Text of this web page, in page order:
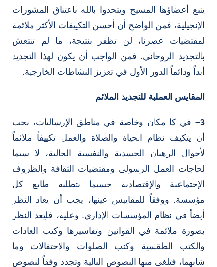
يتبع أعضاؤها المسيح ويتحدوا بالله باعتناق المشورات
الإنجيلية، فمن الواضح أن أحسن التكييفات الأكثر ملائمة
لمقتضيات عصرنا، لن تظفر بنتيجة، ما لم تنتعش
بالتجديد الروحاني. فمن الواجب أن يكون لهذا التجديد
أبداً ودائماً الدور الأول في تعزيز النشاطات الخارجية.
المقايس العملية للتجديد الملائم
3
– في كا مكان وخاصة في مناطق الإرساليات، يجب
أن يتكيف نظام الحياة والصلاة والعمل تكييفاً ملائماً
لأحوال الرهبان الجسدية والنفسية الحالية، لا سيما
لحاجات العمل الرسولي ومقتضيات الثقافة والظروف
الإجتماعية والإقتصادية حسبما يتطلبه طابع كل
مؤسسة. ووفقاً للمقاييس عينها، يجب أن يعاد النظر
أيضاً في نظام المؤسسات الإداري. وعليه، فليعد النظر
بصورة ملائمة في القوانين وتفاسيرها وكتب العادات
والكتب الطقسية وكتب الصلوات والاحتفالات وما
شابهما، فتلغى منها النصوص البالية وتجدد وفقاً لنصوص